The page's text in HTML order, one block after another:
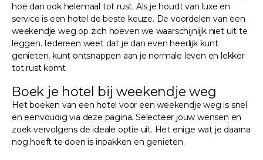
hoe dan ook helemaal tot rust. Als je houdt van luxe en
service is een hotel de beste keuze. De voordelen van een
weekendje weg op zich hoeven we waarschijnlijk niet uit te
leggen. Iedereen weet dat je dan even heerlijk kunt
genieten, kunt ontsnappen aan je normale leven en lekker
tot rust komt.
Boek je hotel bij weekendje weg
Het boeken van een hotel voor een weekendje weg is snel
en eenvoudig via deze pagina. Selecteer jouw wensen en
zoek vervolgens de ideale optie uit. Het enige wat je daarna
nog hoeft te doen is inpakken en genieten.